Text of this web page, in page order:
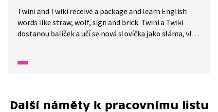
Twini and Twiki receive a package and learn English
words like straw, wolf, sign and brick. Twini a Twiki
dostanou balíček a učí se nová slovíčka jako sláma, vlk,
Další náměty k pracovnímu listu